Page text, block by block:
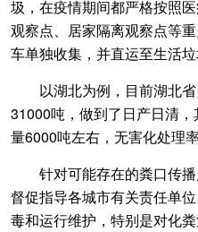
圾，在疫情期间都严格按照
观察点、居家隔离观察点等
车单独收集，并直运至生活垃
以湖北为例，目前湖北省
31000吨，做到了日产日清
量6000吨左右，无害化处理率
针对可能存在的粪口传播
督促指导各城市有关责任单
毒和运行维护，特别是对化